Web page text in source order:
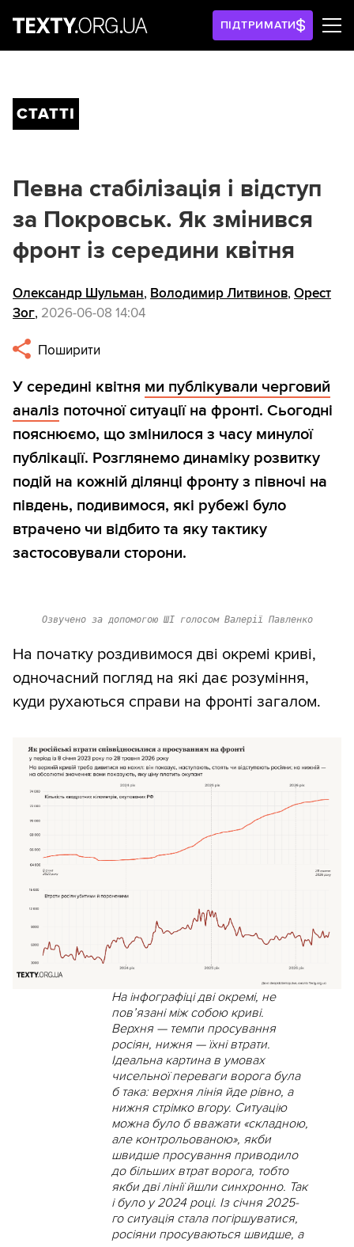
ПІДТРИМАТИ
СТАТТІ
Певна стабілізація і відступ
за Покровськ. Як змінився
фронт із середини квітня
Олександр Шульман, Володимир Литвинов, Орест
Зог, 2026-06-08 14:04
Поширити
У середині квітня ми публікували черговий
аналіз поточної ситуації на фронті. Сьогодні
пояснюємо, що змінилося з часу минулої
публікації. Розглянемо динаміку розвитку
подій на кожній ділянці фронту з півночі на
південь, подивимося, які рубежі було
втрачено чи відбито та яку тактику
застосовували сторони.
Озвучено за допомогою ШІ голосом Валерії Павленко
На початку роздивимося дві окремі криві,
одночасний погляд на які дає розуміння,
куди рухаються справи на фронті загалом.
На інфографіці дві окремі, не
пов’язані між собою криві.
Верхня — темпи просування
росіян, нижня — їхні втрати.
Ідеальна картина в умовах
чисельної переваги ворога була
б така: верхня лінія йде рівно, а
нижня стрімко вгору. Ситуацію
можна було б вважати «складною,
але контрольованою», якби
швидше просування приводило
до більших втрат ворога, тобто
якби дві лінії йшли синхронно. Так
і було у 2024 році. Із січня 2025-
го ситуація стала погіршуватися,
росіяни просуваються швидше, а